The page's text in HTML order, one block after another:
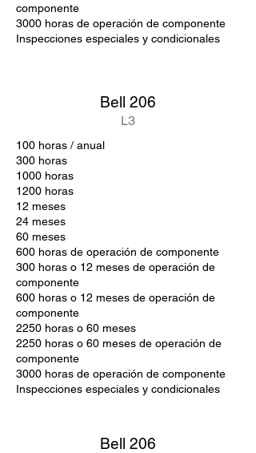
componente
3000 horas de operación de componente
Inspecciones especiales y condicionales
Bell 206
L3
100 horas / anual
300 horas
1000 horas
1200 horas
12 meses
24 meses
60 meses
600 horas de operación de componente
300 horas o 12 meses de operación de
componente
600 horas o 12 meses de operación de
componente
2250 horas o 60 meses
2250 horas o 60 meses de operación de
componente
3000 horas de operación de componente
Inspecciones especiales y condicionales
Bell 206